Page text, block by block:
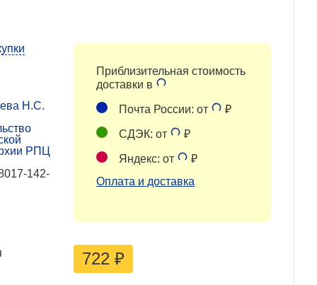
Н.С.
РПЦ
142-
Приблизительная стоимость
доставки в
Почта России: от ₽
СДЭК: от ₽
Яндекс: от
₽
Оплата и доставка
722 ₽